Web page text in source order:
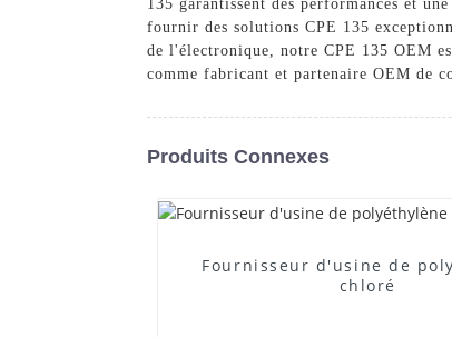
135 garantissent des performances et
fournir des solutions CPE 135
de l'électronique, notre CPE 135 OEM
comme fabricant et partenaire OEM de
Produits Connexes
Fournisseur d'usine de
chloré